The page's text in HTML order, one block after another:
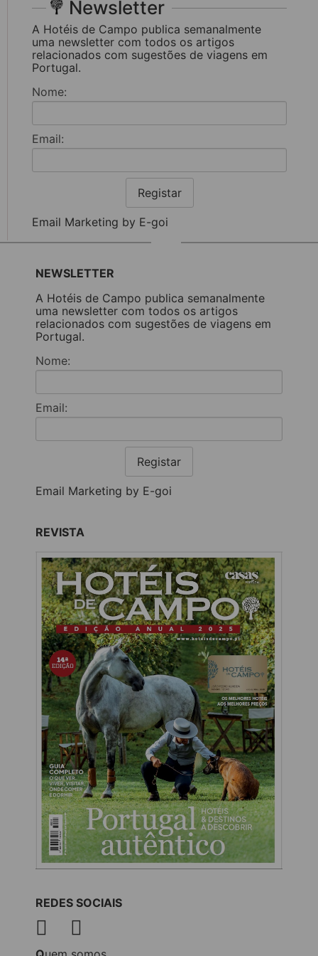
Newsletter
A Hotéis de Campo publica semanalmente
uma newsletter com todos os artigos
relacionados com sugestões de viagens em
Portugal.
Nome:
Email:
Registar
Email Marketing by E-goi
NEWSLETTER
A Hotéis de Campo publica semanalmente
uma newsletter com todos os artigos
relacionados com sugestões de viagens em
Portugal.
Nome:
Email:
Registar
Email Marketing by E-goi
REVISTA
REDES SOCIAIS